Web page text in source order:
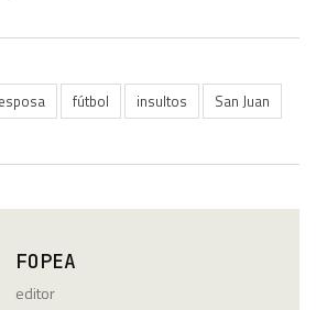
esposa fútbol insultos San Juan
FOPEA
editor